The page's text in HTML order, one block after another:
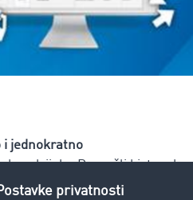
i jednokratno
odvijalo: Pronašli biste
uobičajene